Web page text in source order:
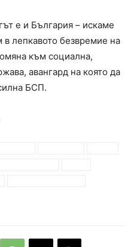
е и България – искаме
лепкавото безвремие на
към социална,
авангард на която да
БСП.